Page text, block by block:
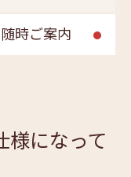
時ご案内
様になって